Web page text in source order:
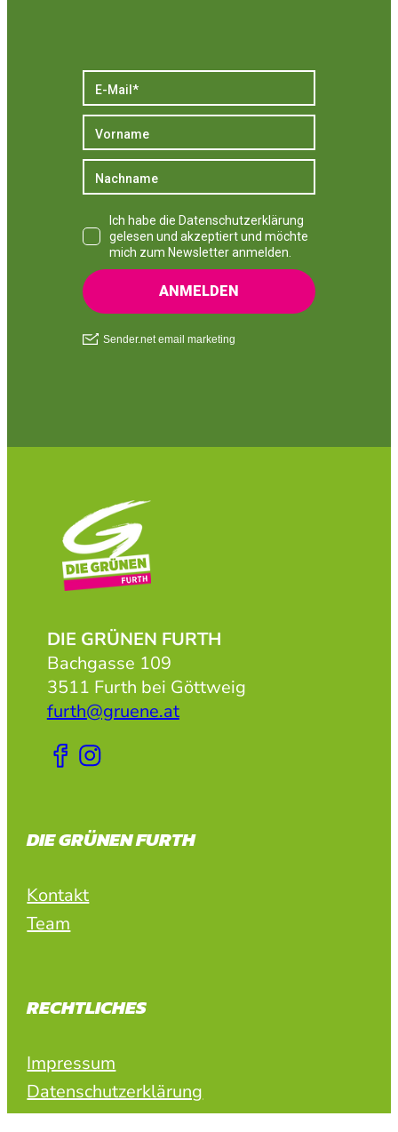
DIE GRÜNEN FURTH
Bachgasse 109
3511 Furth bei Göttweig
furth@gruene.at
DIE GRÜNEN FURTH
Kontakt
Team
RECHTLICHES
Impressum
Datenschutzerklärung